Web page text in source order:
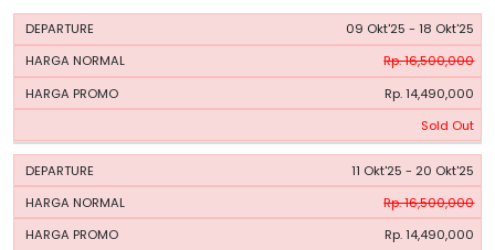
PERIODE
HARGA
09 Okt'25 - 18 Okt'25
Rp. 16,500,000
Rp. 14,490,000
Sold Out
11 Okt'25 - 20 Okt'25
Rp. 16,500,000
Rp. 14,490,000